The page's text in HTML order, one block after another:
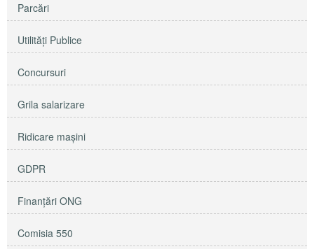
Parcări
Utilităţi Publice
Concursuri
Grila salarizare
Ridicare maşini
GDPR
Finanțări ONG
Comisia 550